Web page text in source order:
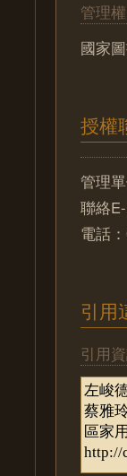
管理權
國家
授權
管理
聯絡
電話
引用
引用